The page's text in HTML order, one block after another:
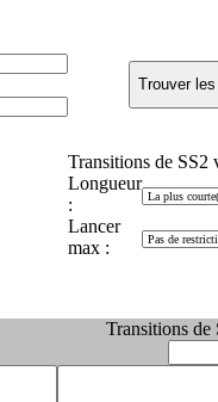
Transitions de SS2
Longueur
:
Lancer
max :
Transitions